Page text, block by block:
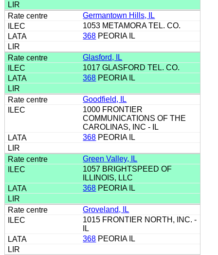
Germantown Hills, IL
1053 METAMORA TEL. CO.
368 PEORIA IL
Glasford, IL
1017 GLASFORD TEL. CO.
368 PEORIA IL
Goodfield, IL
1000 FRONTIER
COMMUNICATIONS OF THE
CAROLINAS, INC - IL
368 PEORIA IL
Green Valley, IL
1057 BRIGHTSPEED OF
ILLINOIS, LLC
368 PEORIA IL
Groveland, IL
1015 FRONTIER NORTH, INC. -
IL
368 PEORIA IL